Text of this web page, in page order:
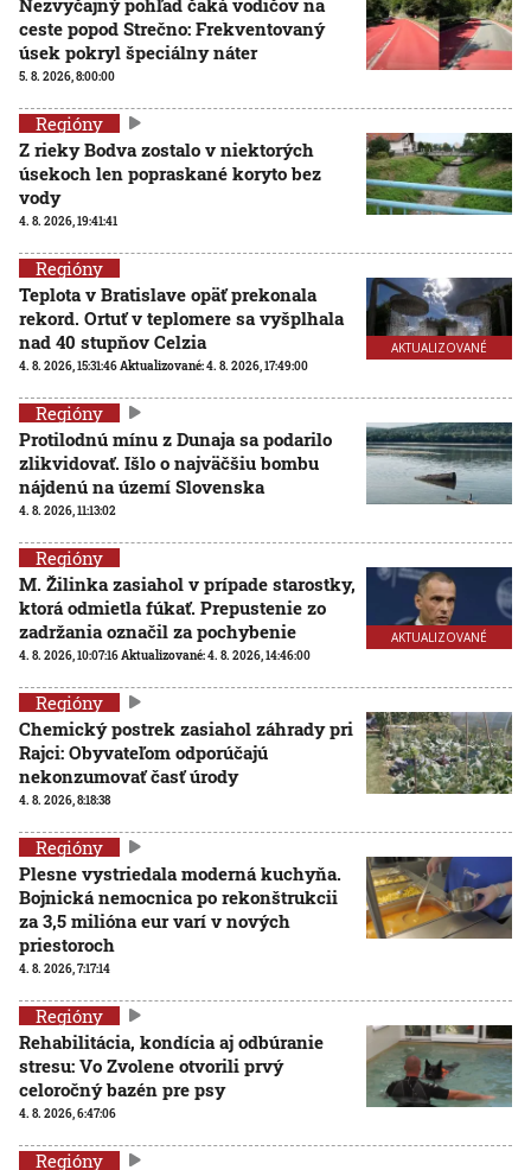
ceste popod Strečno: Frekventovaný
úsek pokryl špeciálny náter
5. 8. 2026, 8:00:00
Regióny
Z rieky Bodva zostalo v niektorých
úsekoch len popraskané koryto bez
vody
4. 8. 2026, 19:41:41
AKTUALIZOVANÉ
Regióny
Teplota v Bratislave opäť prekonala
rekord. Ortuť v teplomere sa vyšplhala
nad 40 stupňov Celzia
4. 8. 2026, 15:31:46Aktualizované:4. 8. 2026, 17:49:00
Regióny
Protilodnú mínu z Dunaja sa podarilo
zlikvidovať. Išlo o najväčšiu bombu
nájdenú na území Slovenska
4. 8. 2026, 11:13:02
AKTUALIZOVANÉ
Regióny
M. Žilinka zasiahol v prípade starostky,
ktorá odmietla fúkať. Prepustenie zo
zadržania označil za pochybenie
4. 8. 2026, 10:07:16Aktualizované:4. 8. 2026, 14:46:00
Regióny
Chemický postrek zasiahol záhrady pri
Rajci: Obyvateľom odporúčajú
nekonzumovať časť úrody
4. 8. 2026, 8:18:38
Regióny
Plesne vystriedala moderná kuchyňa.
Bojnická nemocnica po rekonštrukcii
za 3,5 milióna eur varí v nových
priestoroch
4. 8. 2026, 7:17:14
Regióny
Rehabilitácia, kondícia aj odbúranie
stresu: Vo Zvolene otvorili prvý
celoročný bazén pre psy
4. 8. 2026, 6:47:06
Regióny